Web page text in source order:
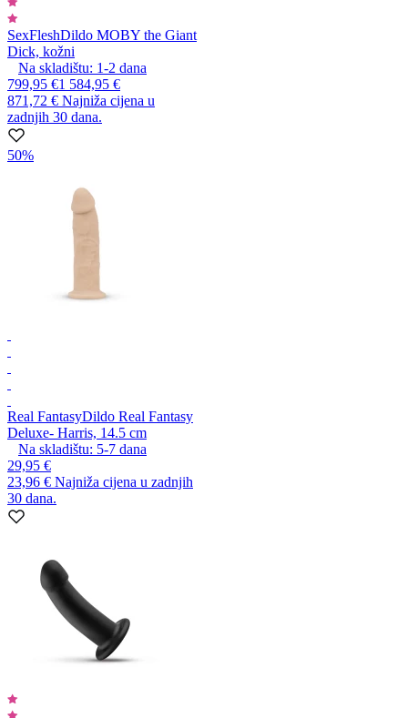
SexFleshDildo MOBY the Giant
Dick, kožni
Na skladištu: 1-2 dana
799,95 €1 584,95 €
871,72 € Najniža cijena u
zadnjih 30 dana.
50%
Real FantasyDildo Real Fantasy
Deluxe- Harris, 14.5 cm
Na skladištu: 5-7 dana
29,95 €
23,96 € Najniža cijena u zadnjih
30 dana.